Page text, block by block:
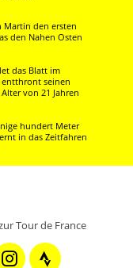
Martin den ersten
den Nahen Osten
das Blatt im
entthront seinen
von 21 Jahren
hundert Meter
in das Zeitfahren
Tour de France